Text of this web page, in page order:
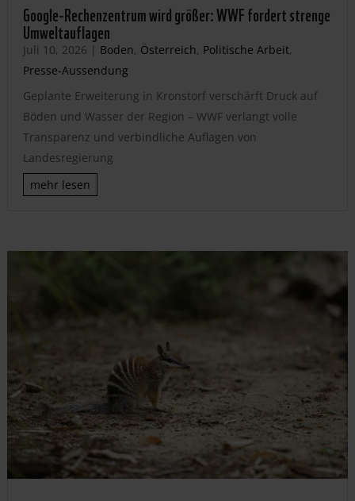
Google-Rechenzentrum wird größer: WWF fordert strenge
Umweltauflagen
Juli 10, 2026 | Boden, Österreich, Politische Arbeit,
Presse-Aussendung
Geplante Erweiterung in Kronstorf verschärft Druck auf
Böden und Wasser der Region – WWF verlangt volle
Transparenz und verbindliche Auflagen von
Landesregierung
mehr lesen